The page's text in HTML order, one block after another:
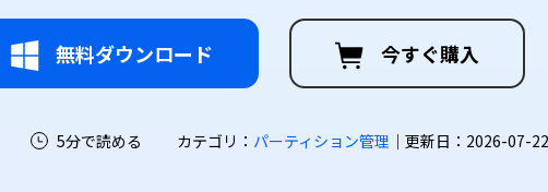
無料ダウンロード 今すぐ購入
5分で読める カテゴリ： パーティション管理 ｜更新日：2026-07-